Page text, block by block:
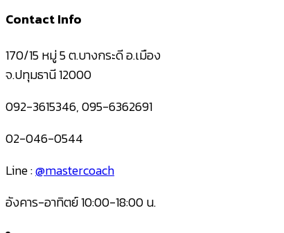
Contact Info
170/15 หมู่ 5 ต.บางกระดี อ.เมือง
จ.ปทุมธานี 12000
092-3615346, 095-6362691
02-046-0544
Line :@mastercoach
อังคาร-อาทิตย์ 10:00-18:00 น.